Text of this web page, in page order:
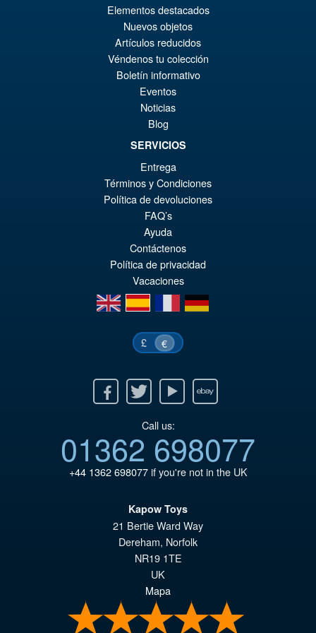
PRÉ COMMANDE
Threezero Transformers
Bumblebee PREMIUM Gold
Bumblebee Figure
AJOUTER AU PANIER
Elementos destacados
Nuevos objetos
Artículos reducidos
Véndenos tu colección
Boletín informativo
Eventos
Noticias
Blog
SERVICIOS
Entrega
Términos y Condiciones
Política de devoluciones
FAQ’s
Ayuda
Contáctenos
Política de privacidad
Vacaciones
en
es fr de
£ €
Twitter Youtube Ebay
Call us:
01362 698077
+44 1362 698077if you're not in the UK
Kapow Toys
21 Bertie Ward Way
Dereham, Norfolk
NR19 1TE
UK
Mapa